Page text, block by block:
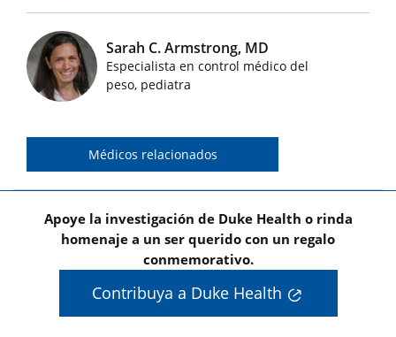
Imágenes de médicos destacados
Sarah C. Armstrong, MD
Especialista en control médico del
peso, pediatra
Médicos relacionados
Apoye la investigación de Duke Health o rinda
homenaje a un ser querido con un regalo
conmemorativo.
Contribuya a Duke Health